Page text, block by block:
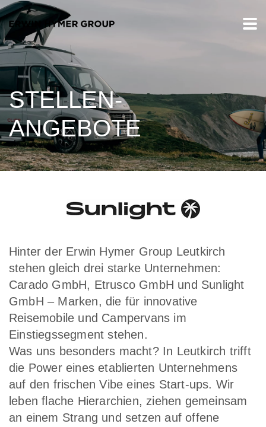
STELLEN-
ANGEBOTE
Hinter der Erwin Hymer Group Leutkirch
stehen gleich drei starke Unternehmen:
Carado GmbH, Etrusco GmbH und Sunlight
GmbH – Marken, die für innovative
Reisemobile und Campervans im
Einstiegssegment stehen.
Was uns besonders macht? In Leutkirch trifft
die Power eines etablierten Unternehmens
auf den frischen Vibe eines Start-ups. Wir
leben flache Hierarchien, ziehen gemeinsam
an einem Strang und setzen auf offene